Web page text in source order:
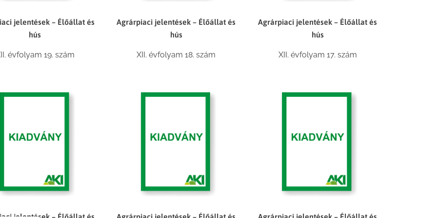
jelentések – Élőállat és
hús
évfolyam 19. szám
Agrárpiaci jelentések – Élőállat és
hús
XII. évfolyam 18. szám
Agrárpiaci jelentések – Élőállat és
hús
XII. évfolyam 17. szám